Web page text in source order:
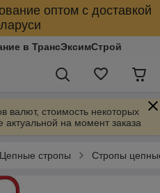
оптом с доставкой
в ТрансЭксимСтрой
валют, стоимость некоторых
на момент заказа
Цепные стропы Стропы